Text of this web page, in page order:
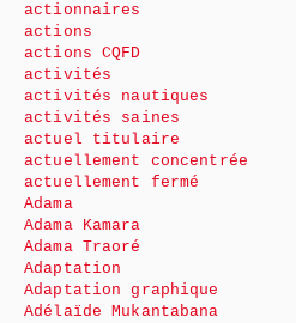
actionnaires
actions
actions CQFD
activités
activités nautiques
activités saines
actuel titulaire
actuellement concentrée
actuellement fermé
Adama
Adama Kamara
Adama Traoré
Adaptation
Adaptation graphique
Adélaïde Mukantabana